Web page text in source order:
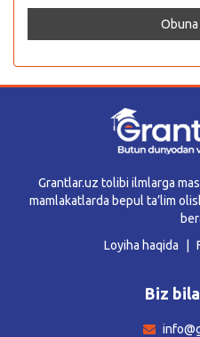
Grantlar.uz tolibi ilmlarga
mamlakatlarda bepul ta’lim
Loyiha haqida
Biz